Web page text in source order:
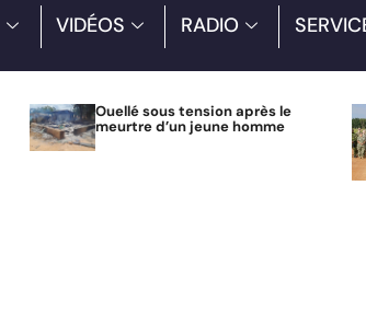
VIDÉOS RADIO
Ouellé sous tension après le
meurtre d’un jeune homme